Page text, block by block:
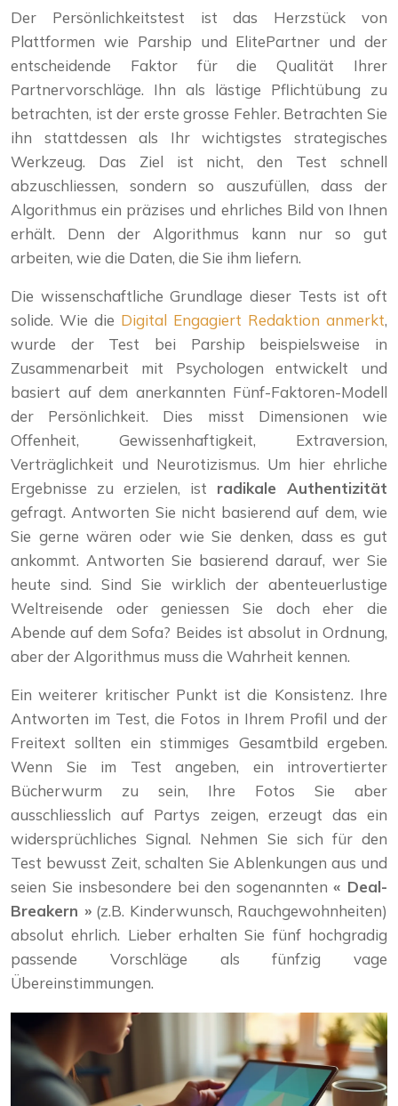
Der Persönlichkeitstest ist das Herzstück von
Plattformen wie Parship und ElitePartner und der
entscheidende Faktor für die Qualität Ihrer
Partnervorschläge. Ihn als lästige Pflichtübung zu
betrachten, ist der erste grosse Fehler. Betrachten Sie
ihn stattdessen als Ihr wichtigstes strategisches
Werkzeug. Das Ziel ist nicht, den Test schnell
abzuschliessen, sondern so auszufüllen, dass der
Algorithmus ein präzises und ehrliches Bild von Ihnen
erhält. Denn der Algorithmus kann nur so gut
arbeiten, wie die Daten, die Sie ihm liefern.
Die wissenschaftliche Grundlage dieser Tests ist oft
solide. Wie die Digital Engagiert Redaktion anmerkt,
wurde der Test bei Parship beispielsweise in
Zusammenarbeit mit Psychologen entwickelt und
basiert auf dem anerkannten Fünf-Faktoren-Modell
der Persönlichkeit. Dies misst Dimensionen wie
Offenheit, Gewissenhaftigkeit, Extraversion,
Verträglichkeit und Neurotizismus. Um hier ehrliche
Ergebnisse zu erzielen, ist radikale Authentizität
gefragt. Antworten Sie nicht basierend auf dem, wie
Sie gerne wären oder wie Sie denken, dass es gut
ankommt. Antworten Sie basierend darauf, wer Sie
heute sind. Sind Sie wirklich der abenteuerlustige
Weltreisende oder geniessen Sie doch eher die
Abende auf dem Sofa? Beides ist absolut in Ordnung,
aber der Algorithmus muss die Wahrheit kennen.
Ein weiterer kritischer Punkt ist die Konsistenz. Ihre
Antworten im Test, die Fotos in Ihrem Profil und der
Freitext sollten ein stimmiges Gesamtbild ergeben.
Wenn Sie im Test angeben, ein introvertierter
Bücherwurm zu sein, Ihre Fotos Sie aber
ausschliesslich auf Partys zeigen, erzeugt das ein
widersprüchliches Signal. Nehmen Sie sich für den
Test bewusst Zeit, schalten Sie Ablenkungen aus und
seien Sie insbesondere bei den sogenannten« Deal-
Breakern »(z.B. Kinderwunsch, Rauchgewohnheiten)
absolut ehrlich. Lieber erhalten Sie fünf hochgradig
passende Vorschläge als fünfzig vage
Übereinstimmungen.